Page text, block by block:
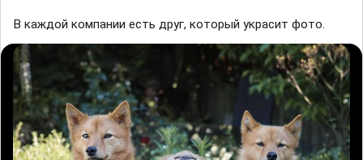
В каждой компании есть друг, который украсит фото.